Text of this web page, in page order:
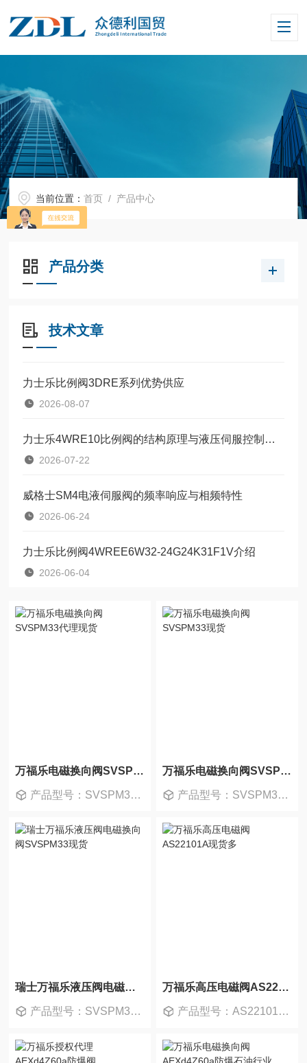
当前位置：首页 / 产品中心
产品分类
技术文章
力士乐比例阀3DRE系列优势供应
2026-08-07
力士乐4WRE10比例阀的结构原理与液压伺服控制技术
2026-07-22
威格士SM4电液伺服阀的频率响应与相频特性
2026-06-24
力士乐比例阀4WREE6W32-24G24K31F1V介绍
2026-06-04
万福乐电磁换向阀SVSPM33代理现货
产品型号：SVSPM33-CB-R230/MD35
万福乐电磁换向阀SVSPM33现货
产品型号：SVSPM33-CB-G24/WD
瑞士万福乐液压阀电磁换向阀SVSPM33现货
产品型号：SVSPM33-BA-G24/WD
万福乐高压电磁阀AS22101A现货多
产品型号：AS22101A-R230